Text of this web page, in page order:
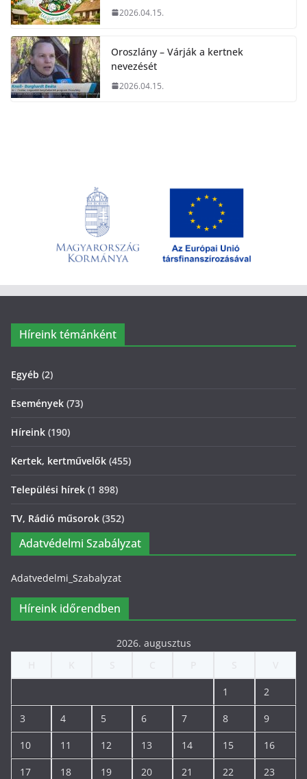
2026.04.15.
Oroszlány – Várják a kertnek
nevezését
2026.04.15.
Híreink témánként
Egyéb (2)
Események (73)
Híreink (190)
Kertek, kertművelők (455)
Települési hírek (1 898)
TV, Rádió műsorok (352)
Adatvédelmi Szabályzat
Adatvedelmi_Szabalyzat
Híreink időrendben
2026. augusztus
1 2
3 4 5 6 7 8 9
10 11 12 13 14 15 16
17 18 19 20 21 22 23